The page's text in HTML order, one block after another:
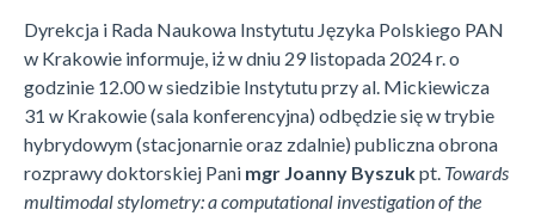
Dyrekcja i Rada Naukowa Instytutu Języka Polskiego PAN
w Krakowie informuje, iż w dniu 29 listopada 2024 r. o
godzinie 12.00 w siedzibie Instytutu przy al. Mickiewicza
31 w Krakowie (sala konferencyjna) odbędzie się w trybie
hybrydowym (stacjonarnie oraz zdalnie) publiczna obrona
rozprawy doktorskiej Pani mgr Joanny Byszukpt. Towards
multimodal stylometry: a computational investigation of the